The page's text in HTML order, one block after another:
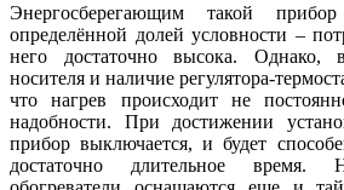
Энергосберегающим такой
определённой долей условности –
него достаточно высока. Однако,
носителя и наличие регулятора-
что нагрев происходит не
надобности. При достижении
прибор выключается, и будет
достаточно длительное время.